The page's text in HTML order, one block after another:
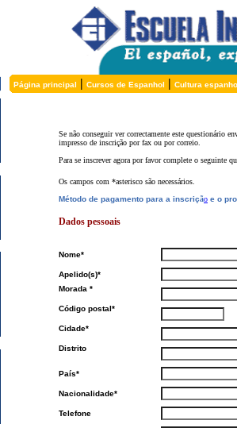
Página principal | Cursos de Espanhol | Cultura
Se não conseguir ver correctamente este questionário
impresso de inscrição por fax ou por correio.
Para se inscrever agora por favor complete o seguinte
Os campos com *asterisco são necessários.
Método de pagamento para a inscrição e o
Dados pessoais
Nome*
Apelido(s)*
Morada *
Código postal*
Cidade*
Distrito
País*
Nacionalidade*
Telefone